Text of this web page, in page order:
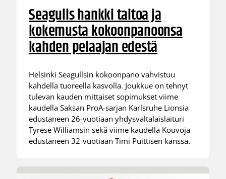
Seagulls hankki taitoa ja
kokemusta kokoonpanoonsa
kahden pelaajan edestä
Helsinki Seagullsin kokoonpano vahvistuu
kahdella tuoreella kasvolla. Joukkue on tehnyt
tulevan kauden mittaiset sopimukset viime
kaudella Saksan ProA-sarjan Karlsruhe Lionsia
edustaneen 26-vuotiaan yhdysvaltalaislaituri
Tyrese Williamsin sekä viime kaudella Kouvoja
edustaneen 32-vuotiaan Timi Puittisen kanssa.